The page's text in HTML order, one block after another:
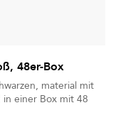
48er-Box
material mit
einer Box mit 48